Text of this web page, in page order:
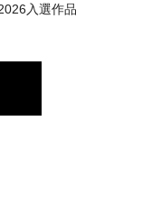
入選作品